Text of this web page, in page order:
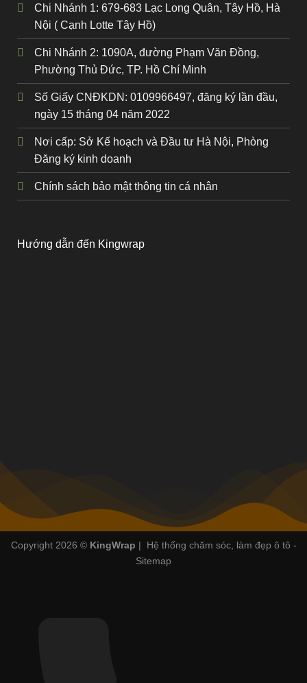
Chi Nhánh 1: 679-683 Lạc Long Quân, Tây Hồ, Hà
Nội ( Cạnh Lotte Tây Hồ)
Chi Nhánh 2: 1090A, đường Phạm Văn Đồng,
Phường Thủ Đức, TP. Hồ Chí Minh
Số Giấy CNĐKDN: 0109966497, đăng ký lần đầu,
ngày 15 tháng 04 năm 2022
Nơi cấp: Sở Kế hoạch và Đầu tư Hà Nội, Phòng
Đăng ký kinh doanh
Chính sách bảo mật thông tin cá nhân
Hướng dẫn đến Kingwrap
Copyright 2026 © KingWrap | Hệ thống chăm sóc, làm đẹp ô tô -
Sitemap